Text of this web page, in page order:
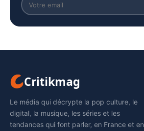
Critikmag
Le média qui décrypte la pop culture, le
digital, la musique, les séries et les
tendances qui font parler, en France et en